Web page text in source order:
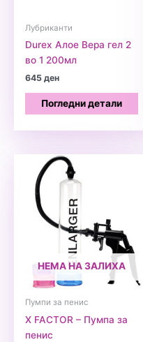
Лубриканти
Durex Алое Вера гел 2
во 1 200мл
645ден
Погледни детали
НЕМА НА ЗАЛИХА
Пумпи за пенис
X FACTOR – Пумпа за
пенис